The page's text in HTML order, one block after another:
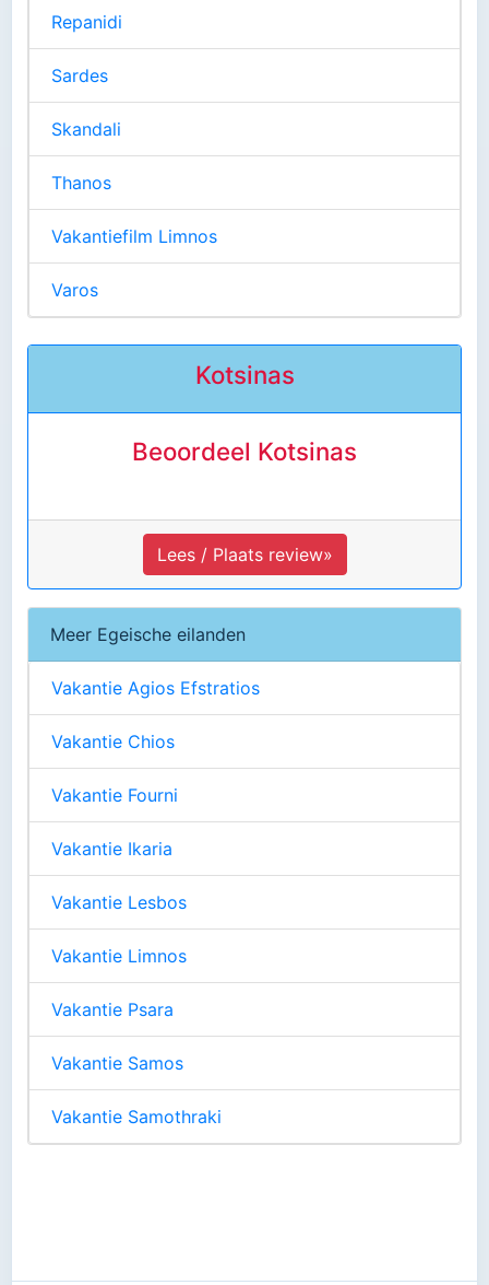
Repanidi
Sardes
Skandali
Thanos
Vakantiefilm Limnos
Varos
Kotsinas
Beoordeel Kotsinas
Lees / Plaats review»
Meer Egeische eilanden
Vakantie Agios Efstratios
Vakantie Chios
Vakantie Fourni
Vakantie Ikaria
Vakantie Lesbos
Vakantie Limnos
Vakantie Psara
Vakantie Samos
Vakantie Samothraki